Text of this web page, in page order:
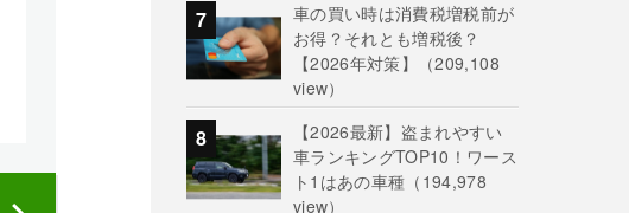
車の買い時は消費税増税前が
お得？それとも増税後？
【2026年対策】
（209,108
view）
【2026最新】盗まれやすい
車ランキングTOP10！ワース
ト1はあの車種 （194,978
view）